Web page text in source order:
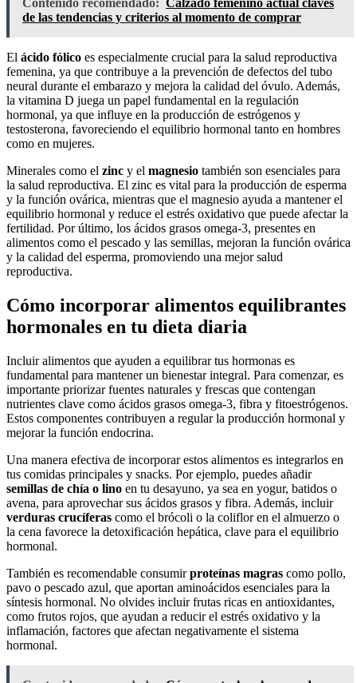
de las tendencias y criterios al momento de comprar
El ácido fólico es especialmente crucial para la salud reproductiva
femenina, ya que contribuye a la prevención de defectos del tubo
neural durante el embarazo y mejora la calidad del óvulo. Además,
la vitamina D juega un papel fundamental en la regulación
hormonal, ya que influye en la producción de estrógenos y
testosterona, favoreciendo el equilibrio hormonal tanto en hombres
como en mujeres.
Minerales como el zinc y el magnesio también son esenciales para
la salud reproductiva. El zinc es vital para la producción de esperma
y la función ovárica, mientras que el magnesio ayuda a mantener el
equilibrio hormonal y reduce el estrés oxidativo que puede afectar la
fertilidad. Por último, los ácidos grasos omega-3, presentes en
alimentos como el pescado y las semillas, mejoran la función ovárica
y la calidad del esperma, promoviendo una mejor salud
reproductiva.
Cómo incorporar alimentos equilibrantes
hormonales en tu dieta diaria
Incluir alimentos que ayuden a equilibrar tus hormonas es
fundamental para mantener un bienestar integral. Para comenzar, es
importante priorizar fuentes naturales y frescas que contengan
nutrientes clave como ácidos grasos omega-3, fibra y fitoestrógenos.
Estos componentes contribuyen a regular la producción hormonal y
mejorar la función endocrina.
Una manera efectiva de incorporar estos alimentos es integrarlos en
tus comidas principales y snacks. Por ejemplo, puedes añadir
semillas de chía o lino en tu desayuno, ya sea en yogur, batidos o
avena, para aprovechar sus ácidos grasos y fibra. Además, incluir
verduras crucíferas como el brócoli o la coliflor en el almuerzo o
la cena favorece la detoxificación hepática, clave para el equilibrio
hormonal.
También es recomendable consumirproteínas magras como pollo,
pavo o pescado azul, que aportan aminoácidos esenciales para la
síntesis hormonal. No olvides incluir frutas ricas en antioxidantes,
como frutos rojos, que ayudan a reducir el estrés oxidativo y la
inflamación, factores que afectan negativamente el sistema
hormonal.